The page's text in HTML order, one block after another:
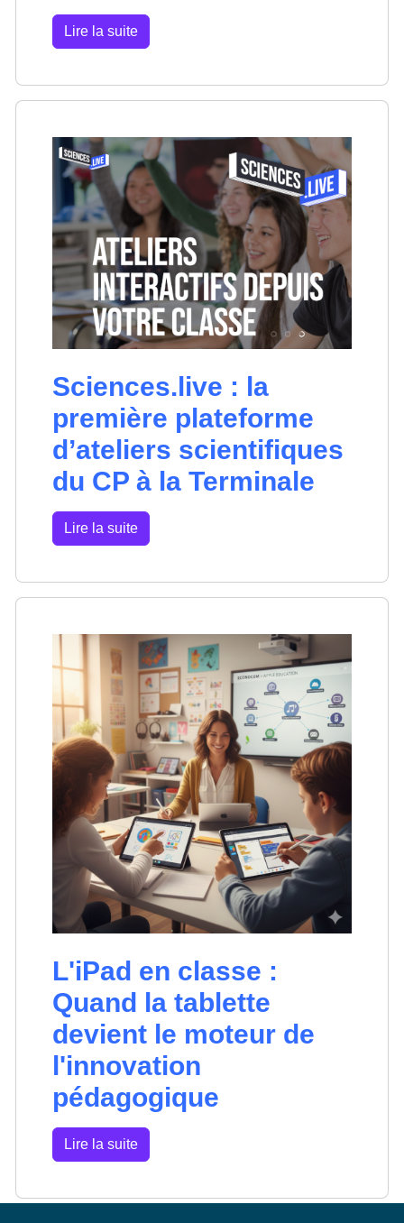
Lire la suite
Sciences.live : la
première plateforme
d’ateliers scientifiques
du CP à la Terminale
Lire la suite
L'iPad en classe :
Quand la tablette
devient le moteur de
l'innovation
pédagogique
Lire la suite